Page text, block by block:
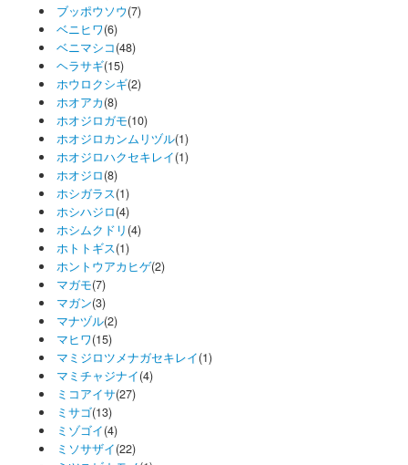
ブッポウソウ(7)
ベニヒワ(6)
ベニマシコ(48)
ヘラサギ(15)
ホウロクシギ(2)
ホオアカ(8)
ホオジロガモ(10)
ホオジロカンムリヅル(1)
ホオジロハクセキレイ(1)
ホオジロ(8)
ホシガラス(1)
ホシハジロ(4)
ホシムクドリ (4)
ホトトギス(1)
ホントウアカヒゲ(2)
マガモ(7)
マガン(3)
マナヅル(2)
マヒワ(15)
マミジロツメナガセキレイ(1)
マミチャジナイ(4)
ミコアイサ(27)
ミサゴ(13)
ミゾゴイ(4)
ミソサザイ(22)